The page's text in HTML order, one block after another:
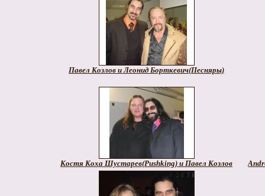
Павел Козлов и Леонид Борткевич(Песняры)
Костя Коха Шустарев(Pushking) и Павел Козлов